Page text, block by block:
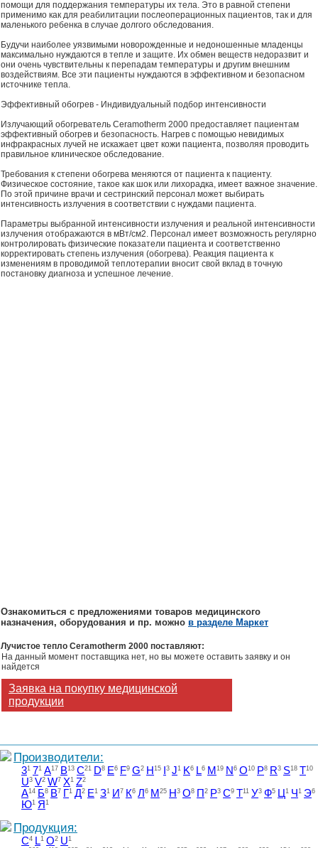
помощи для поддержания температуры их тела. Это в равной степени
применимо как для реабилитации послеоперационных пациентов, так и для
маленького ребенка в случае долгого обследования.
Будучи наиболее уязвимыми новорожденные и недоношенные младенцы
максимально нуждаются в тепле и защите. Их обмен веществ недоразвит и
они очень чувствительны к перепадам температуры и другим внешним
воздействиям. Все эти пациенты нуждаются в эффективном и безопасном
источнике тепла.
Эффективный обогрев - Индивидуальный подбор интенсивности
Излучающий обогреватель Ceramotherm 2000 предоставляет пациентам
эффективный обогрев и безопасность. Нагрев с помощью невидимых
инфракрасных лучей не искажает цвет кожи пациента, позволяя проводить
правильное клиническое обследование.
Требования к степени обогрева меняются от пациента к пациенту.
Физическое состояние, такое как шок или лихорадка, имеет важное значение.
По этой причине врачи и сестринский персонал может выбирать
интенсивность излучения в соответствии с нуждами пациента.
Параметры выбранной интенсивности излучения и реальной интенсивности
излучения отображаются в мВт/см2. Персонал имеет возможность регулярно
контролировать физические показатели пациента и соответственно
корректировать степень излучения (обогрева). Реакция пациента к
изменениям в проводимой теплотерапии вносит свой вклад в точную
постановку диагноза и успешное лечение.
Ознакомиться с предложениями товаров медицинского
назначения, оборудования и пр. можно в разделе Маркет
Лучистое тепло Ceramotherm 2000 поставляют:
На данный момент поставщика нет, но вы можете оставить заявку и он
найдется
Заявка на покупку медицинской
продукции
Производители:
31 71 A17 B13 C21 D8 E6 F9 G2 H 15 3 J 1 K6 L6 M 19 N 6 O 10 P8 R3 S18 T10
U3 V2 W7 X1 Z2
А14 Б8 В7 Г1 Д2 Е 1 З1 И 7 К6 Л 6 М 25 Н 3 О8 П 2 Р3 С9 Т11 У3 Ф5 Ц 1 Ч 1 Э6
Ю1 Я 1
Продукция:
C4 L1 O2 U 1